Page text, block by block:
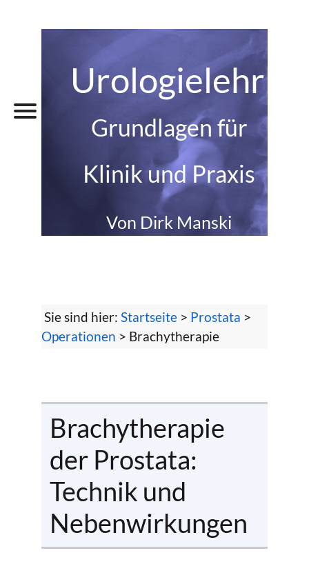
Grundlagen für
Klinik und Praxis
Von Dirk Manski
Sie sind hier: Startseite > Prostata >
Operationen > Brachytherapie
Brachytherapie
der Prostata:
Technik und
Nebenwirkungen